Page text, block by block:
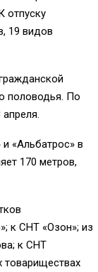
отпуску
19 видов
половодья. По
«Альбатрос» в
170 метров,
к СНТ «Озон»; из
к СНТ
товариществах